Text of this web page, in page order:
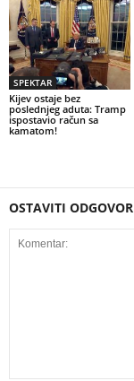
SPEKTAR
Kijev ostaje bez
poslednjeg aduta: Tramp
ispostavio račun sa
kamatom!
OSTAVITI ODGOVOR